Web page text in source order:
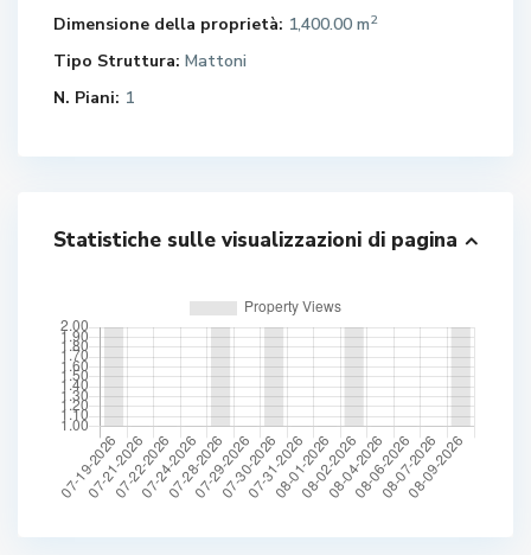
Dimensione della proprietà: 1,400.00 m2
Tipo Struttura: Mattoni
N. Piani: 1
Statistiche sulle visualizzazioni di pagina